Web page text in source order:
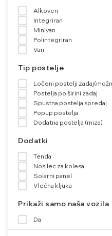
Alkoven
Integriran
Minivan
Polintegriran
Van
Tip postelje
Ločeni postelji
Postelja po širini zadaj
Spustna postelja spredaj
Popup postelja
Dodatna postelja (miza)
Dodatki
Tenda
Nosilec za kolesa
Solarni panel
Vlečna kljuka
Prikaži samo naša vozila
Da